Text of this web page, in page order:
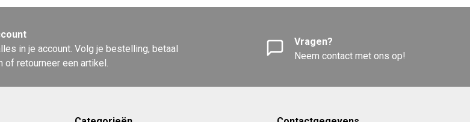
in je account. Volg je bestelling, betaal
of retourneer een artikel.
Vragen?
Neem contact met ons op!